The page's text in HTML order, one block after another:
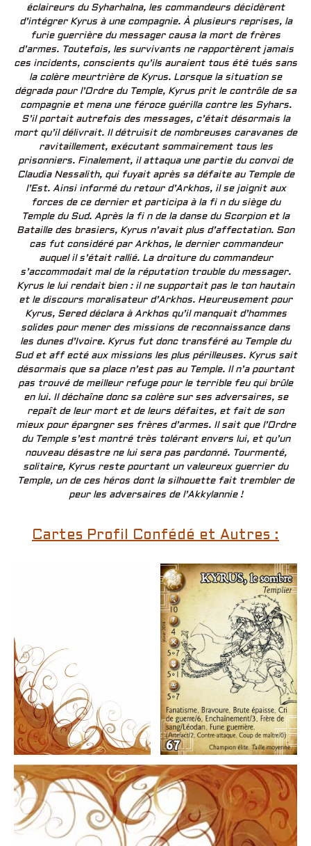
éclaireurs du Syharhalna, les commandeurs décidèrent
d’intégrer Kyrus à une compagnie. À plusieurs reprises, la
furie guerrière du messager causa la mort de frères
d’armes. Toutefois, les survivants ne rapportèrent jamais
ces incidents, conscients qu’ils auraient tous été tués sans
la colère meurtrière de Kyrus. Lorsque la situation se
dégrada pour l’Ordre du Temple, Kyrus prit le contrôle de sa
compagnie et mena une féroce guérilla contre les Syhars.
S’il portait autrefois des messages, c’était désormais la
mort qu’il délivrait. Il détruisit de nombreuses caravanes de
ravitaillement, exécutant sommairement tous les
prisonniers. Finalement, il attaqua une partie du convoi de
Claudia Nessalith, qui fuyait après sa défaite au Temple de
l’Est. Ainsi informé du retour d’Arkhos, il se joignit aux
forces de ce dernier et participa à la fi n du siège du
Temple du Sud. Après la fi n de la danse du Scorpion et la
Bataille des brasiers, Kyrus n’avait plus d’affectation. Son
cas fut considéré par Arkhos, le dernier commandeur
auquel il s’était rallié. La droiture du commandeur
s’accommodait mal de la réputation trouble du messager.
Kyrus le lui rendait bien : il ne supportait pas le ton hautain
et le discours moralisateur d’Arkhos. Heureusement pour
Kyrus, Sered déclara à Arkhos qu’il manquait d’hommes
solides pour mener des missions de reconnaissance dans
les dunes d’Ivoire. Kyrus fut donc transféré au Temple du
Sud et aff ecté aux missions les plus périlleuses. Kyrus sait
désormais que sa place n’est pas au Temple. Il n’a pourtant
pas trouvé de meilleur refuge pour le terrible feu qui brûle
en lui. Il déchaîne donc sa colère sur ses adversaires, se
repaît de leur mort et de leurs défaites, et fait de son
mieux pour épargner ses frères d’armes. Il sait que l’Ordre
du Temple s’est montré très tolérant envers lui, et qu’un
nouveau désastre ne lui sera pas pardonné. Tourmenté,
solitaire, Kyrus reste pourtant un valeureux guerrier du
Temple, un de ces héros dont la silhouette fait trembler de
peur les adversaires de l’Akkylannie !
Cartes Profil Confédé et Autres :